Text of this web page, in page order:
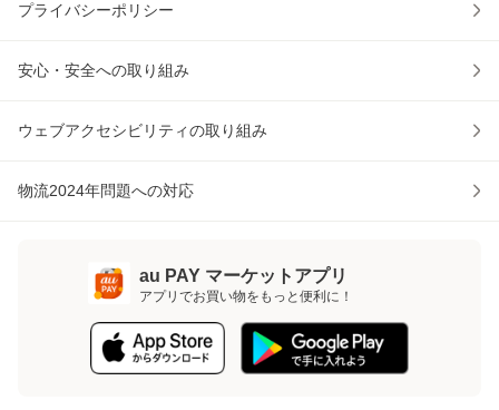
プライバシーポリシー
安心・安全への取り組み
ウェブアクセシビリティの取り組み
物流2024年問題への対応
au PAY マーケットアプリ
アプリでお買い物をもっと便利に！